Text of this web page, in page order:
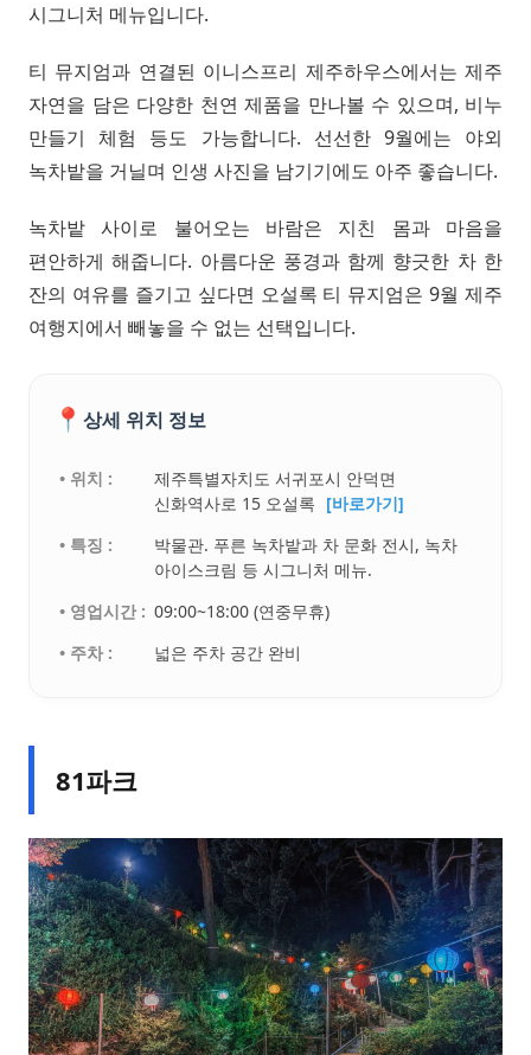
시그니처 메뉴입니다.
티 뮤지엄과 연결된 이니스프리 제주하우스에서는 제주
자연을 담은 다양한 천연 제품을 만나볼 수 있으며, 비누
만들기 체험 등도 가능합니다. 선선한 9월에는 야외
녹차밭을 거닐며 인생 사진을 남기기에도 아주 좋습니다.
녹차밭 사이로 불어오는 바람은 지친 몸과 마음을
편안하게 해줍니다. 아름다운 풍경과 함께 향긋한 차 한
잔의 여유를 즐기고 싶다면 오설록 티 뮤지엄은 9월 제주
여행지에서 빼놓을 수 없는 선택입니다.
📍 상세 위치 정보
• 위치 :
제주특별자치도 서귀포시 안덕면
신화역사로 15 오설록 [바로가기]
• 특징 :
박물관. 푸른 녹차밭과 차 문화 전시, 녹차
아이스크림 등 시그니처 메뉴.
• 영업시간 : 09:00~18:00 (연중무휴)
• 주차 :
넓은 주차 공간 완비
81파크